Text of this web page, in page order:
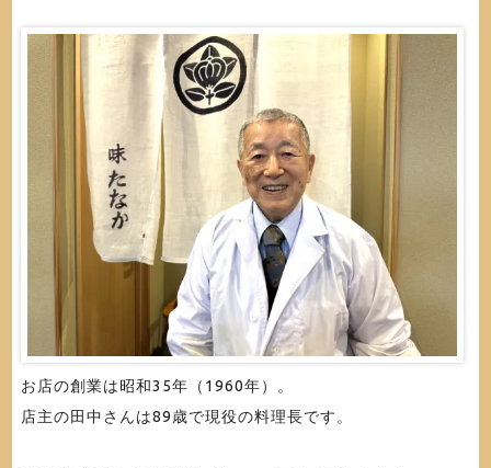
お店の創業は昭和35年（1960年）。
店主の田中さんは89歳で現役の料理長です。